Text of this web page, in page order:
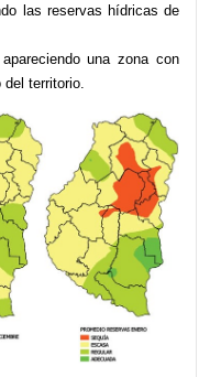
las reservas hídricas de
una zona con
territorio.